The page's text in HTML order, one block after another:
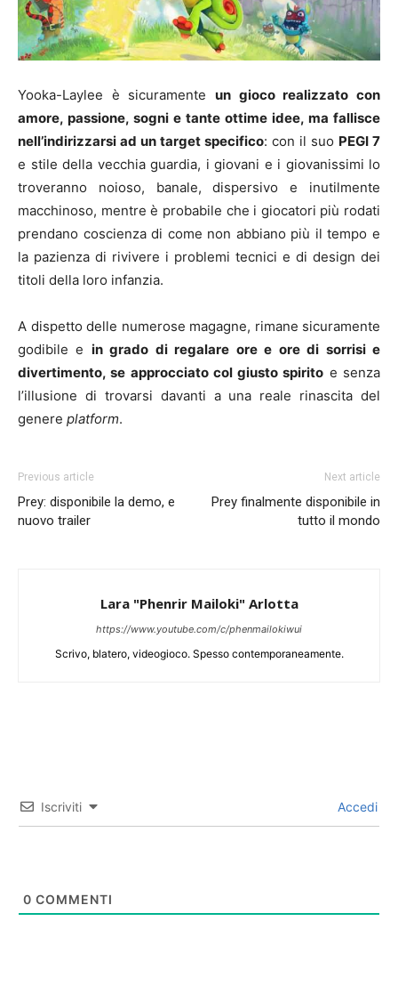
Yooka-Laylee è sicuramente un gioco realizzato con
amore, passione, sogni e tante ottime idee, ma fallisce
nell’indirizzarsi ad un target specifico: con il suo PEGI 7
e stile della vecchia guardia, i giovani e i giovanissimi lo
troveranno noioso, banale, dispersivo e inutilmente
macchinoso, mentre è probabile che i giocatori più rodati
prendano coscienza di come non abbiano più il tempo e
la pazienza di rivivere i problemi tecnici e di design dei
titoli della loro infanzia.
A dispetto delle numerose magagne, rimane sicuramente
godibile e in grado di regalare ore e ore di sorrisi e
divertimento, se approcciato col giusto spirito e senza
l’illusione di trovarsi davanti a una reale rinascita del
genere platform.
Previous article
Prey: disponibile la demo, e
nuovo trailer
Next article
Prey finalmente disponibile in
tutto il mondo
Lara "Phenrir Mailoki" Arlotta
https://www.youtube.com/c/phenmailokiwui
Scrivo, blatero, videogioco. Spesso contemporaneamente.
Iscriviti Accedi
0 COMMENTI